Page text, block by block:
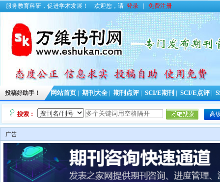
服务教育科研，促进学术发展！ 欢迎您，请 登录 免费注册
投稿好助手！ 网站首页 期刊大全 期刊点评 SCI/E期刊 SCI/E点评
搜索： 高
广告